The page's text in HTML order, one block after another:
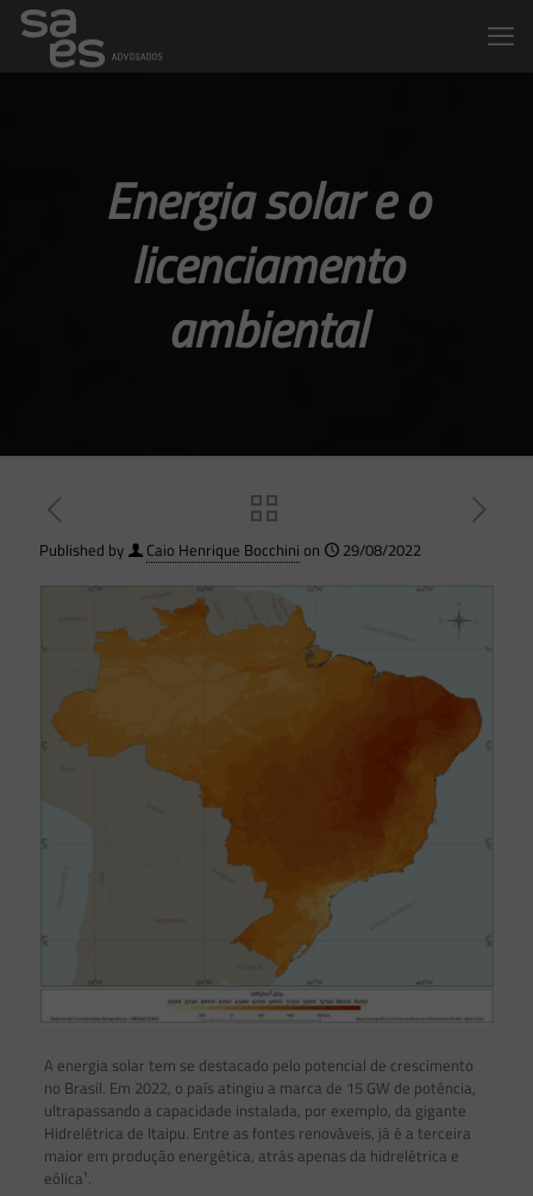
Energia solar e o
licenciamento
ambiental
Published by Caio Henrique Bocchini on 29/08/2022
A energia solar tem se destacado pelo potencial de crescimento
no Brasil. Em 2022, o país atingiu a marca de 15 GW de potência,
ultrapassando a capacidade instalada, por exemplo, da gigante
Hidrelétrica de Itaipu. Entre as fontes renováveis, já é a terceira
maior em produção energética, atrás apenas da hidrelétrica e
eólica¹.